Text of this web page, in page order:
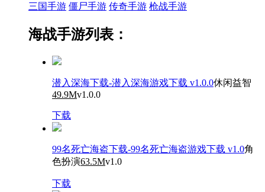
三国手游 僵尸手游 传奇手游 枪战手游
海战手游列表：
潜入深海下载-潜入深海游戏下载 v1.0.0休闲益智
49.9Mv1.0.0
下载
99名死亡海盗下载-99名死亡海盗游戏下载 v1.0角
色扮演63.5Mv1.0
下载